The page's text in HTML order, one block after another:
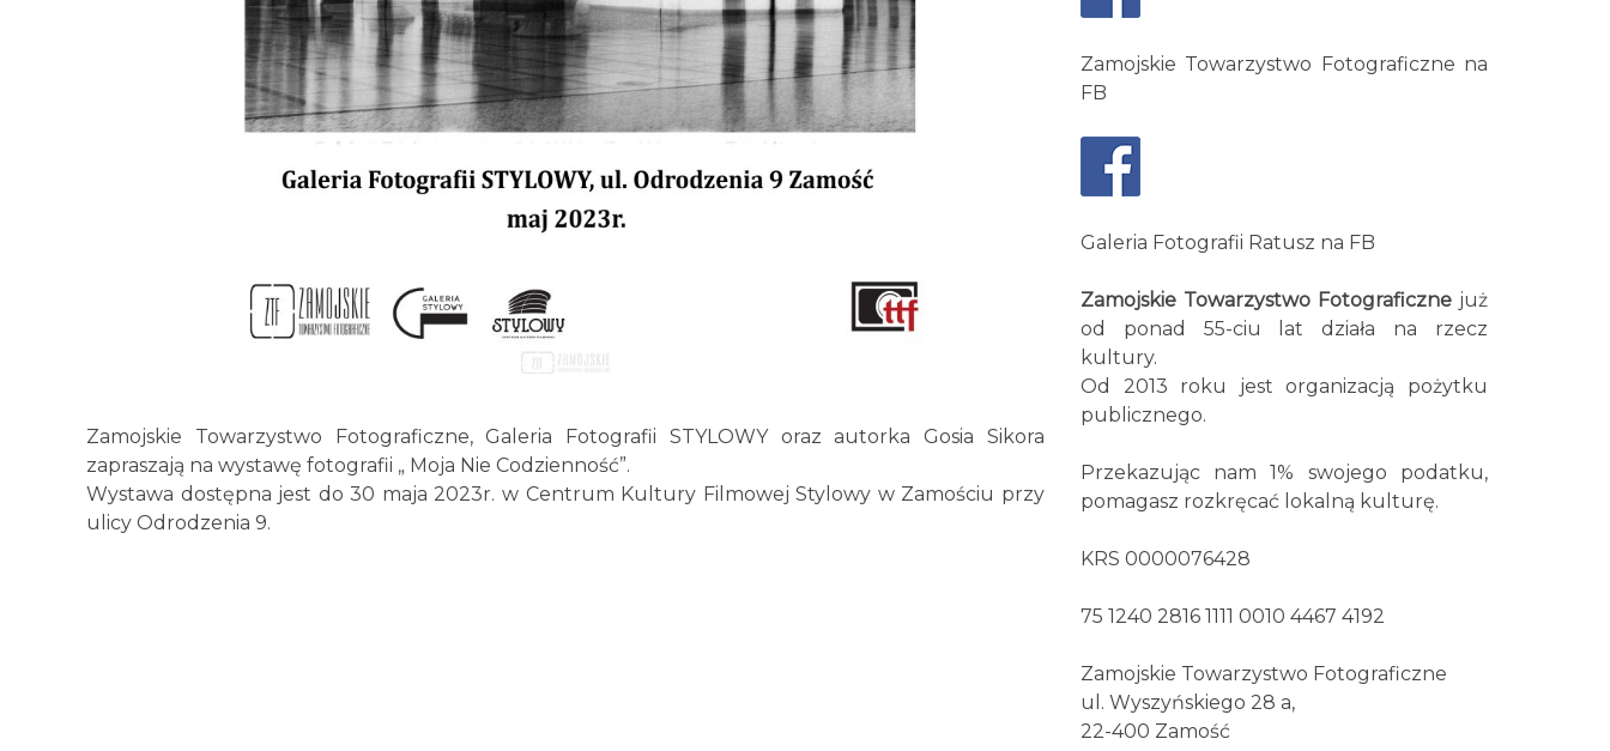
Zamojskie Towarzystwo Fotograficzne, Galeria Fotografii STYLOWY oraz autorka Gosia Sikora
zapraszają na wystawę fotografii „ Moja Nie Codzienność”.
Wystawa dostępna jest do 30 maja 2023r. w Centrum Kultury Filmowej Stylowy w Zamościu przy
ulicy Odrodzenia 9.
Zamojskie Towarzystwo Fotograficzne na
FB
Galeria Fotografii Ratusz na FB
Zamojskie Towarzystwo Fotograficzne już
od ponad 55-ciu lat działa na rzecz
kultury.
Od 2013 roku jest organizacją pożytku
publicznego.
Przekazując nam 1% swojego podatku,
pomagasz rozkręcać lokalną kulturę.
KRS 0000076428
75 1240 2816 1111 0010 4467 4192
Zamojskie Towarzystwo Fotograficzne
ul. Wyszyńskiego 28 a,
22-400 Zamość